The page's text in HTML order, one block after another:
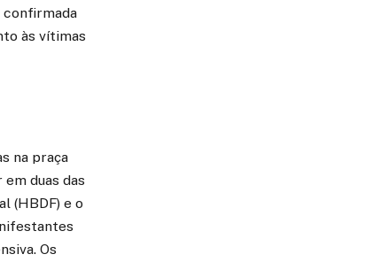
confirmada
às vítimas
na praça
duas das
(HBDF) e o
Os